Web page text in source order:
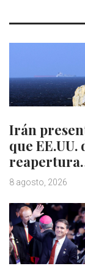
Irán
que
8 agosto, 2026